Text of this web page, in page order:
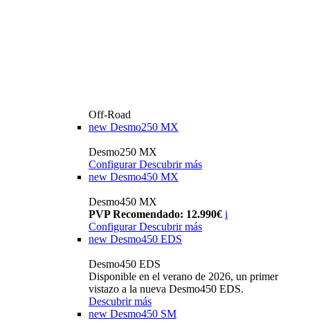
Off-Road
new Desmo250 MX
Desmo250 MX
Configurar Descubrir más
new Desmo450 MX
Desmo450 MX
PVP Recomendado: 12.990€ i
Configurar Descubrir más
new Desmo450 EDS
Desmo450 EDS
Disponible en el verano de 2026, un primer
vistazo a la nueva Desmo450 EDS.
Descubrir más
new Desmo450 SM